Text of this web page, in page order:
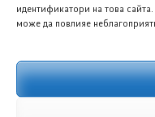
идентификатори на това
може да повлияе